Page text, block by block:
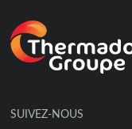
SUIVEZ-NOUS